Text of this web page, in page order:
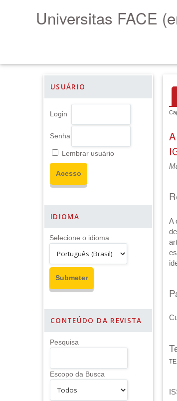
Universitas FACE
USUÁRIO
Login
Senha
Lembrar usuário
IDIOMA
Selecione o idioma
CONTEÚDO DA REVISTA
Pesquisa
Escopo da Busca
A